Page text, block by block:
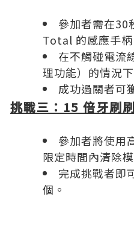
參加者需在
Total 的感應手柄
在不觸碰電流
理功能）的情況
成功過關者可
挑戰三： 15 倍牙刷刷
參加者將使用
限定時間內清除
完成挑戰者即
個。